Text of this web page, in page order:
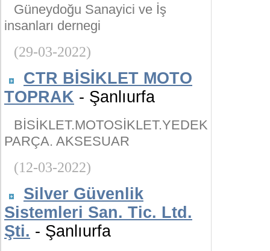
Güneydoğu Sanayici ve İş
insanları dernegi
(29-03-2022)
CTR BİSİKLET MOTO
TOPRAK - Şanlıurfa
BİSİKLET.MOTOSİKLET.YEDEK
PARÇA. AKSESUAR
(12-03-2022)
Silver Güvenlik
Sistemleri San. Tic. Ltd.
Şti. - Şanlıurfa